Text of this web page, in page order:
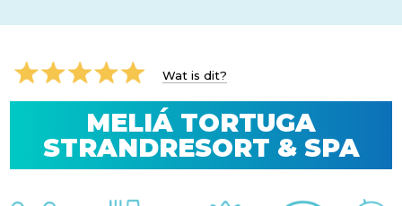
Wat is dit?
MELIÁ TORTUGA
STRANDRESORT & SPA